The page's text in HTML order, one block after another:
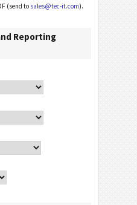
(send to sales@tec-it.com).
Reporting